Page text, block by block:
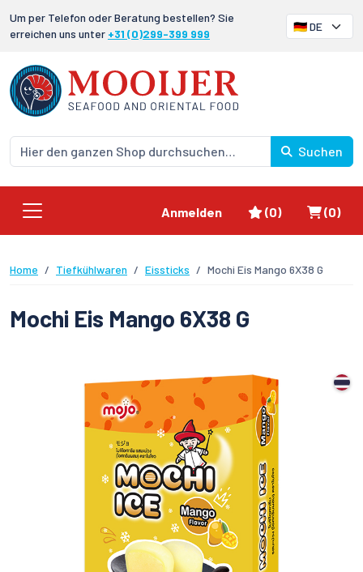
Um per Telefon oder Beratung bestellen? Sie
erreichen uns unter +31 (0)299-399 999
Suchen
Anmelden Favoriten
(0) (0)
Home Tiefkühlwaren Eissticks Mochi Eis Mango 6X38 G
Mochi Eis Mango 6X38 G